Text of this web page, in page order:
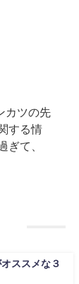
カツの先
する情
ぎて、
ススメな３